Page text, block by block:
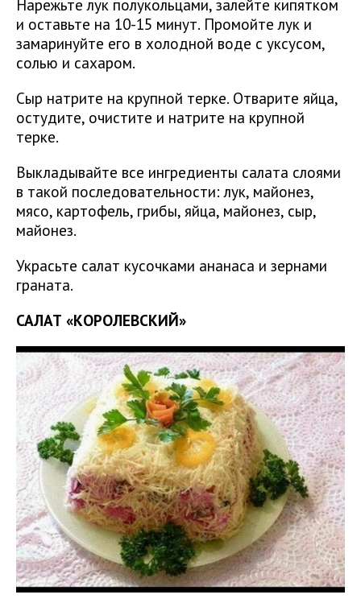
Нарежьте лук полукольцами, залейте кипятком
и оставьте на 10-15 минут. Промойте лук и
замаринуйте его в холодной воде с уксусом,
солью и сахаром.
Сыр натрите на крупной терке. Отварите яйца,
остудите, очистите и натрите на крупной
терке.
Выкладывайте все ингредиенты салата слоями
в такой последовательности: лук, майонез,
мясо, картофель, грибы, яйца, майонез, сыр,
майонез.
Украсьте салат кусочками ананаса и зернами
граната.
САЛАТ «КОРОЛЕВСКИЙ»